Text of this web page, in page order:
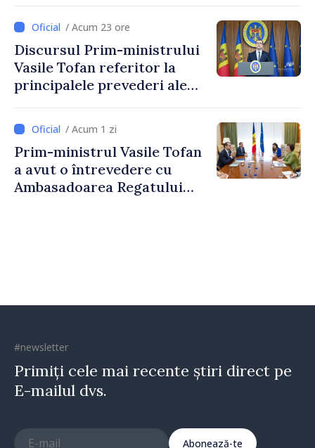
stimularea investițiilor și o
taxare mai echitabilă
/ Acum 23 ore
Discursul Prim-ministrului
Vasile Tofan referitor la
principalele prevederi ale
2027
/ Acum 1 zi
Prim-ministrul Vasile Tofan
a avut o întrevedere cu
Ambasadoarea Regatului
#newsletter
Primiți cele mai recente știri direct pe
E-mailul dvs.
Abonează-te